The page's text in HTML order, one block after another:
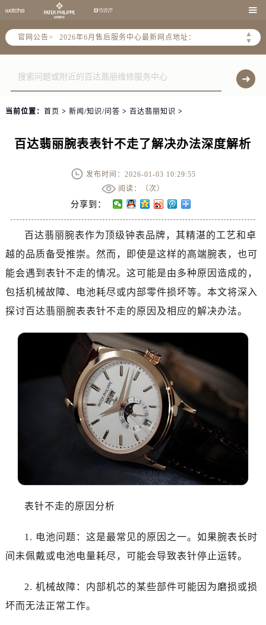

官网公告>
▲
▼
2026年6月北京市售后服务网络优化升级公告
2026年6月北京市官方售后客户服务热线：
2026年6月售后服务中心最新网点地址：
北京市东城区东长安街1号东方广场写字楼W3座6层602室（需提前预约）
北京市朝阳区建国门外大街甲6号华熙国际中心写字楼D座11层1102室（需提前预约）
北京市朝阳区建国门外大街甲6号华熙国际中心D座11层1102室售后服务中心（需提前预约）
当前位置： 首页 > 新闻/知识/问答 > 百达翡丽知识 >
百达翡丽腕表表针不走了解决办法深度解析
发布时间：2026-01-03 10:29:55
阅读：（次）
分享到：
百达翡丽腕表作为顶级钟表品牌，其精湛的工艺和卓
越的品质备受推崇。然而，即使是这样的高端腕表，也可
能会遇到表针不走的情况。这可能是由多种原因造成的，
包括机械故障、电池耗尽或内部零件损坏等。本文将深入
探讨百达翡丽腕表表针不走的原因及相应的解决办法。
表针不走的原因分析
1. 电池问题：这是最常见的原因之一。如果腕表长时
间未佩戴或电池电量耗尽，可能会导致表针停止运转。
2. 机械故障：内部机芯的某些部件可能因为磨损或损
坏而无法正常工作。